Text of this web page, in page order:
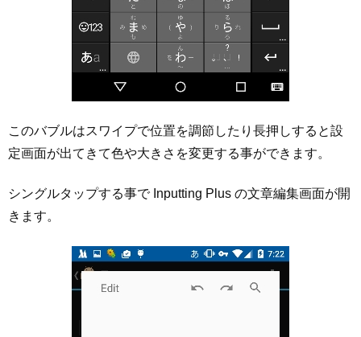
このバブルはスワイプで位置を調節したり長押しすると設
定画面が出てきて色や大きさを変更する事ができます。
シングルタップする事で Inputting Plus の文章編集画面が開
きます。